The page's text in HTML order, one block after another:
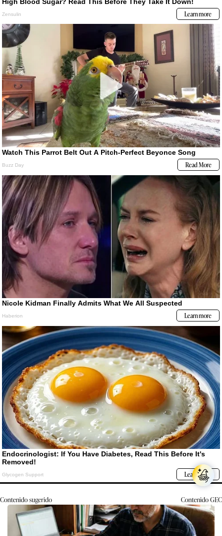
Contenido sugerido ContenidoGEC